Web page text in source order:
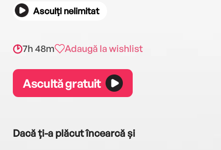
Asculți nelimitat
7h 48m Adaugă la wishlist
Ascultă gratuit
Dacă ți-a plăcut încearcă și